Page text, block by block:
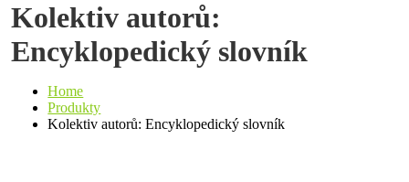
Kolektiv autorů:
Encyklopedický slovník
Home
Produkty
Kolektiv autorů: Encyklopedický slovník